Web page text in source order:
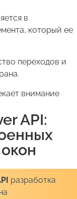
в
который ее
переходов и
внимание
API:
разработка